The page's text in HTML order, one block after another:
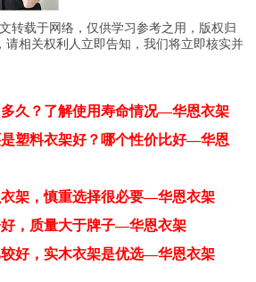
转载于网络，仅供学习参考之用，版权归
请相关权利人立即告知，我们将立即核实并
久？了解使用寿命情况—华恩衣架
塑料衣架好？哪个性价比好—华恩
架，慎重选择很必要—华恩衣架
，质量大于牌子—华恩衣架
好，实木衣架是优选—华恩衣架